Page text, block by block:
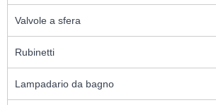
Valvole a sfera
Rubinetti
Lampadario da bagno